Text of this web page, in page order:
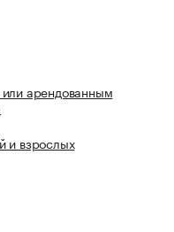
арендованным
и взрослых